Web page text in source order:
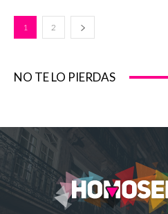
1 2
NO TE LO PIERDAS